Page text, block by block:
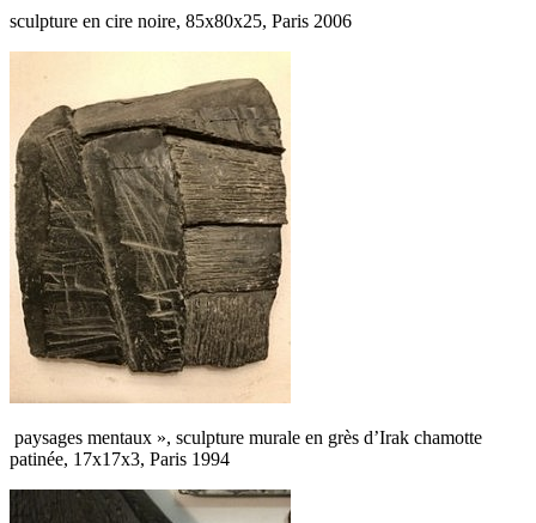
sculpture en cire noire, 85x80x25, Paris 2006
paysages mentaux », sculpture murale en grès d’Irak chamotte
patinée, 17x17x3, Paris 1994